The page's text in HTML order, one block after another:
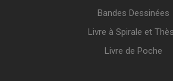
Bandes Dessinées
Livre à Spirale et
Livre de Poche